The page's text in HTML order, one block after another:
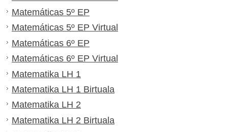
Matemáticas 5º EP
Matemáticas 5º EP Virtual
Matemáticas 6º EP
Matemáticas 6º EP Virtual
Matematika LH 1
Matematika LH 1 Birtuala
Matematika LH 2
Matematika LH 2 Birtuala